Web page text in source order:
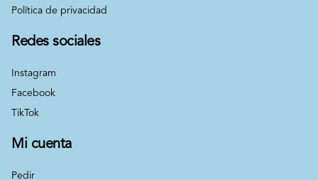
Política de privacidad
Redes sociales
Instagram
Facebook
TikTok
Mi cuenta
Pedir